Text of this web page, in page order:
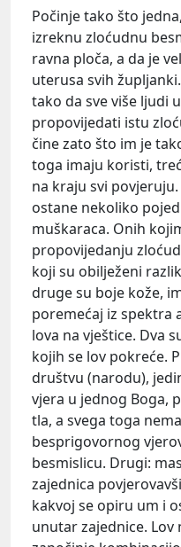
Počinje tako što
izreknu zloćudnu
ravna ploča, a da je
uterusa svih
tako da sve više ljudi
propovijedati istu
čine zato što im je
toga imaju koristi,
na kraju svi
ostane nekoliko
muškaraca. Onih
propovijedanju
koji su obilježeni
druge su boje kože,
poremećaj iz spektra
lova na vještice. Dva
kojih se lov pokreće.
društvu (narodu),
vjera u jednog Boga,
tla, a svega toga
besprigovornog
besmislicu. Drugi:
zajednica
kakvoj se opiru um i
unutar zajednice. Lov